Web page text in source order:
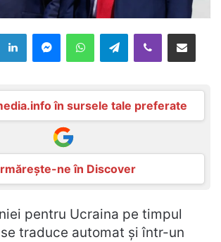
LinkedInMessengerWhatsAppTelegramViber Distribuie prin mail
în sursele tale preferate
ne în Discover
pentru Ucraina pe timpul
traduce automat și într-un